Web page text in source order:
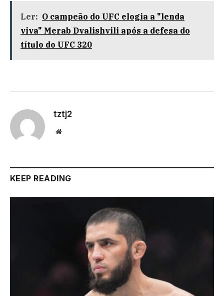
Ler: O campeão do UFC elogia a "lenda
viva" Merab Dvalishvili após a defesa do
título do UFC 320
tztj2
Website
KEEP READING